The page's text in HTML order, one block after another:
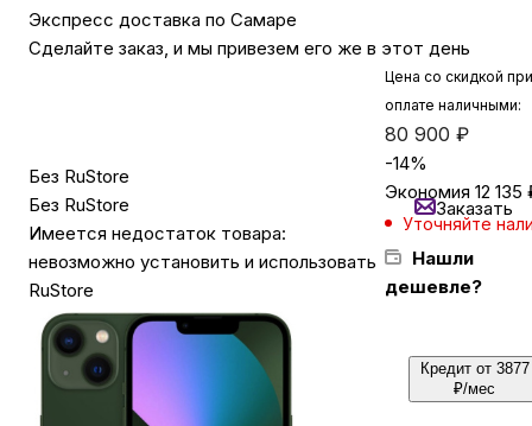
Бытовая техника
Красота и здоровье
Сумки и чемоданы
Для дома и дачи
Экспресс доставка по Самаре
Сделайте заказ, и мы привезем его же в этот день
Без RuStore
Без RuStore
Имеется недостаток товара:
невозможно установить и использовать
RuStore
Цена со скидкой при
оплате наличными:
80 900 ₽
-14%
Экономия 12 135
Уточняйте
Нашли
дешевле?
Заказать
Кредит от 3877
₽/мес